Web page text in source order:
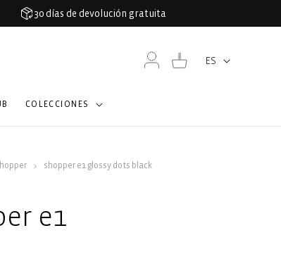
30 días de devolución gratuita
COLECCIONES
Idioma
ES
Iniciar
sesión
Carrito
shopper e1 glossy dots black
e1